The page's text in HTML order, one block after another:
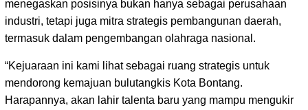
menegaskan posisinya bukan hanya sebagai perusahaan
industri, tetapi juga mitra strategis pembangunan daerah,
termasuk dalam pengembangan olahraga nasional.
“Kejuaraan ini kami lihat sebagai ruang strategis untuk
mendorong kemajuan bulutangkis Kota Bontang.
Harapannya, akan lahir talenta baru yang mampu mengukir